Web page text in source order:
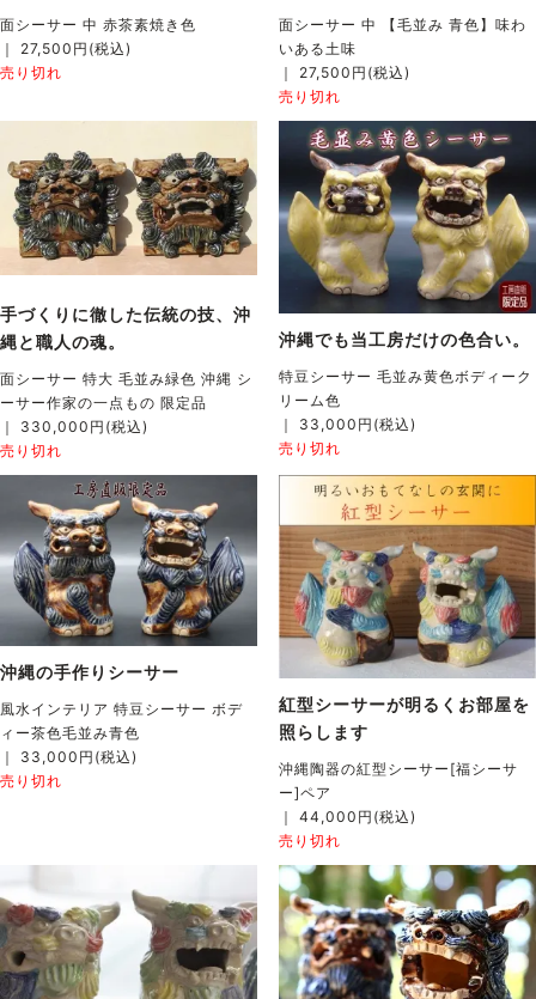
面シーサー 中 赤茶素焼き色
｜ 27,500円(税込)
売り切れ
面シーサー 中 【毛並み 青色】味わ
いある土味
｜ 27,500円(税込)
売り切れ
手づくりに徹した伝統の技、沖
縄と職人の魂。
面シーサー 特大 毛並み緑色 沖縄 シ
ーサー作家の一点もの 限定品
｜ 330,000円(税込)
売り切れ
沖縄でも当工房だけの色合い。
特豆シーサー 毛並み黄色ボディーク
リーム色
｜ 33,000円(税込)
売り切れ
沖縄の手作りシーサー
風水インテリア 特豆シーサー ボデ
ィー茶色毛並み青色
｜ 33,000円(税込)
売り切れ
紅型シーサーが明るくお部屋を
照らします
沖縄陶器の紅型シーサー[福シーサ
ー]ペア
｜ 44,000円(税込)
売り切れ